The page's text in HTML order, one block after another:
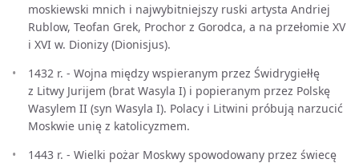
moskiewski mnich i najwybitniejszy ruski artysta Andriej
Rublow, Teofan Grek, Prochor z Gorodca, a na przełomie XV
i XVI w. Dionizy (Dionisjus).
1432 r. - Wojna między wspieranym przez Świdrygiełłę
z Litwy Jurijem (brat Wasyla I) i popieranym przez Polskę
Wasylem II (syn Wasyla I). Polacy i Litwini próbują narzucić
Moskwie unię z katolicyzmem.
1443 r. - Wielki pożar Moskwy spowodowany przez świecę